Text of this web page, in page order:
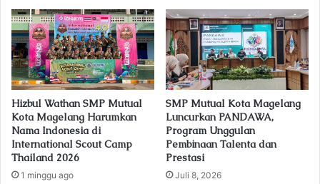
Hizbul Wathan SMP Mutual
Kota Magelang Harumkan
Nama Indonesia di
International Scout Camp
Thailand 2026
1 minggu ago
SMP Mutual Kota Magelang
Luncurkan PANDAWA,
Program Unggulan
Pembinaan Talenta dan
Prestasi
Juli 8, 2026